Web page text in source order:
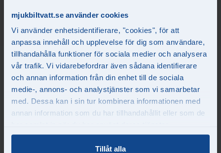
mjukbiltvatt.se använder cookies
Vi använder enhetsidentifierare, "cookies", för att
anpassa innehåll och upplevelse för dig som användare,
tillhandahålla funktioner för sociala medier och analysera
vår trafik. Vi vidarebefordrar även sådana identifierare
och annan information från din enhet till de sociala
medie-, annons- och analystjänster som vi samarbetar
med. Dessa kan i sin tur kombinera informationen med
annan information som du har tillhandahållit eller som de
Tillåt alla
ALLTID REN BIL
Abonnemang
Läs mer om våra populära
abonnemang för företag och
privatpersoner.